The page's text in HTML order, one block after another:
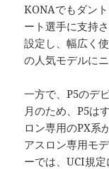
KONAでもダン
ート選手に支持
設定し、幅広く
の人気モデルに
一方で、P5のデ
月のため、P5は
ロン専用のPX系
アスロン専用モ
ーでは、UCI規